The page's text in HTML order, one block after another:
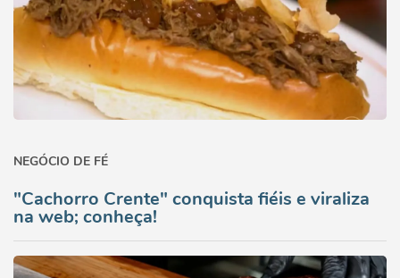
NEGÓCIO DE FÉ
"Cachorro Crente" conquista fiéis e viraliza
na web; conheça!